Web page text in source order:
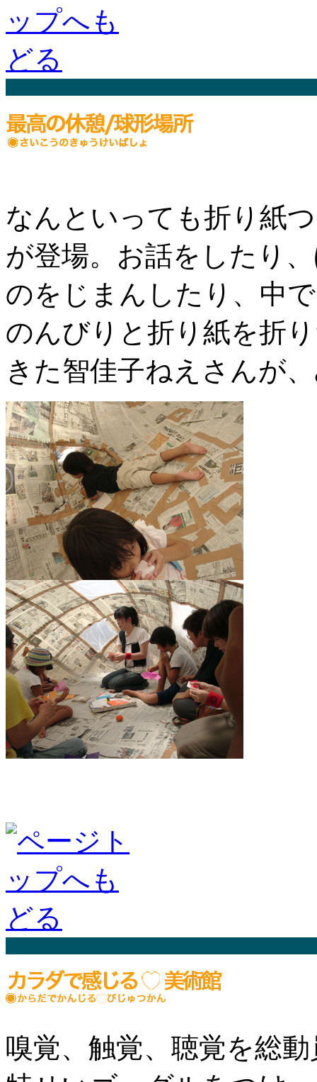
なんといっても折り紙
が登場。お話をしたり
のをじまんしたり、中
のんびりと折り紙を折
きた智佳子ねえさんが
嗅覚、触覚、聴覚を総